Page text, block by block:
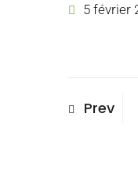
5 février
Previous
Prev